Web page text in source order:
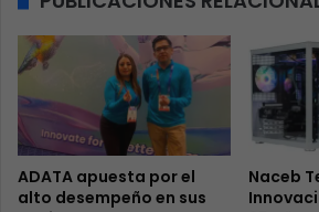
ADATA apuesta por el
alto desempeño en sus
Naceb